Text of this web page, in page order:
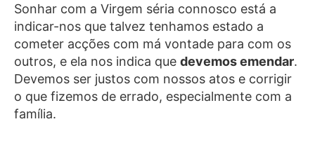
Sonhar com a Virgem séria connosco está a
indicar-nos que talvez tenhamos estado a
cometer acções com má vontade para com os
outros, e ela nos indica que devemos emendar.
Devemos ser justos com nossos atos e corrigir
o que fizemos de errado, especialmente com a
família.